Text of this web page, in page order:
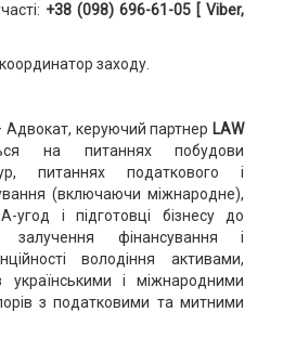
+38 (098) 696-61-05 [ Viber,
заходу.
керуючий партнер LAW
на питаннях побудови
питаннях податкового і
(включаючи міжнародне),
угод і підготовці бізнесу до
фінансування і
володіння активами,
українськими і міжнародними
з податковими та митними